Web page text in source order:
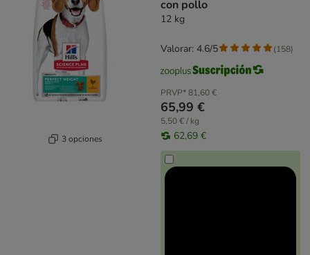
3 opciones
con pollo
12 kg
PRVP*81,60 €
65,99 €
5,50 € / kg
62,69 €
Valorar: 4.6/5 (158)